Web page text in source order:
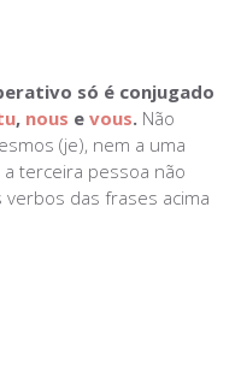
só é conjugado
, nous e vous. Não
(je), nem a uma
terceira pessoa não
verbos das frases acima